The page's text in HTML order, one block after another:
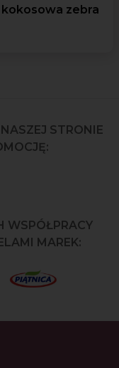
zebra
STRONIE
WSPÓŁPRACY
MAREK: